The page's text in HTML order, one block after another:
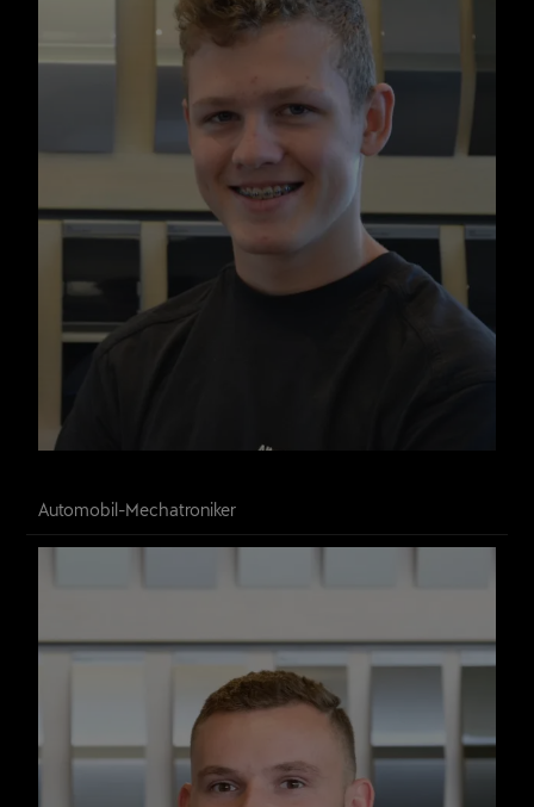
Automobil-Mechatroniker